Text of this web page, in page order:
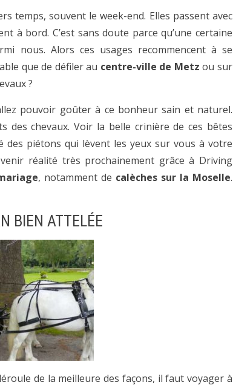
temps, souvent le week-end. Elles passent avec
à bord. C’est sans doute parce qu’une certaine
nous. Alors ces usages recommencent à se
que de défiler au centre-ville de Metz ou sur
?
pouvoir goûter à ce bonheur sain et naturel.
des chevaux. Voir la belle crinière de ces bêtes
des piétons qui lèvent les yeux sur vous à votre
réalité très prochainement grâce à Driving
, notamment de calèches sur la Moselle.
BIEN ATTELÉE
de la meilleure des façons, il faut voyager à